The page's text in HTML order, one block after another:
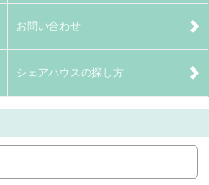
お問い合わせ
シェアハウスの探し方